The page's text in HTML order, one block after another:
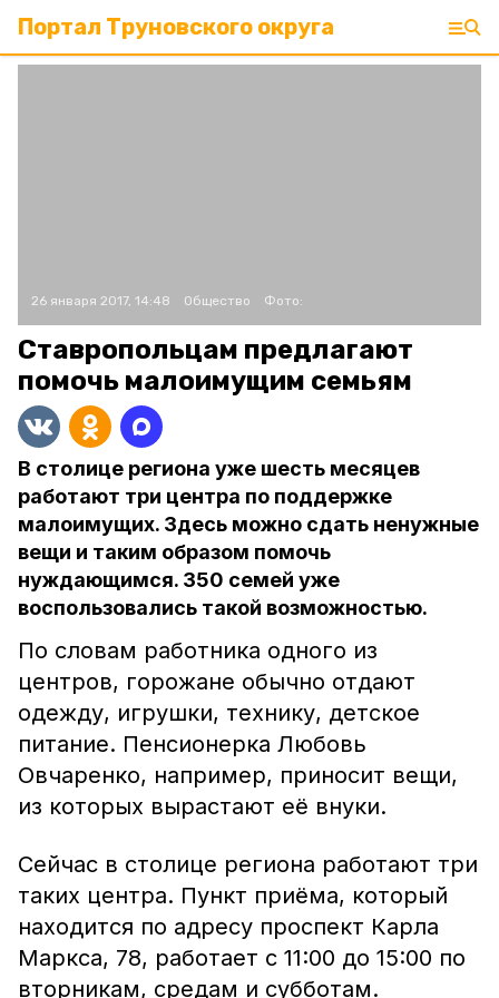
Портал Труновского округа
26 января 2017, 14:48 Общество Фото:
Ставропольцам предлагают
помочь малоимущим семьям
В столице региона уже шесть месяцев
работают три центра по поддержке
малоимущих. Здесь можно сдать ненужные
вещи и таким образом помочь
нуждающимся. 350 семей уже
воспользовались такой возможностью.
По словам работника одного из
центров, горожане обычно отдают
одежду, игрушки, технику, детское
питание. Пенсионерка Любовь
Овчаренко, например, приносит вещи,
из которых вырастают её внуки.
Сейчас в столице региона работают три
таких центра. Пункт приёма, который
находится по адресу проспект Карла
Маркса, 78, работает с 11:00 до 15:00 по
вторникам, средам и субботам.